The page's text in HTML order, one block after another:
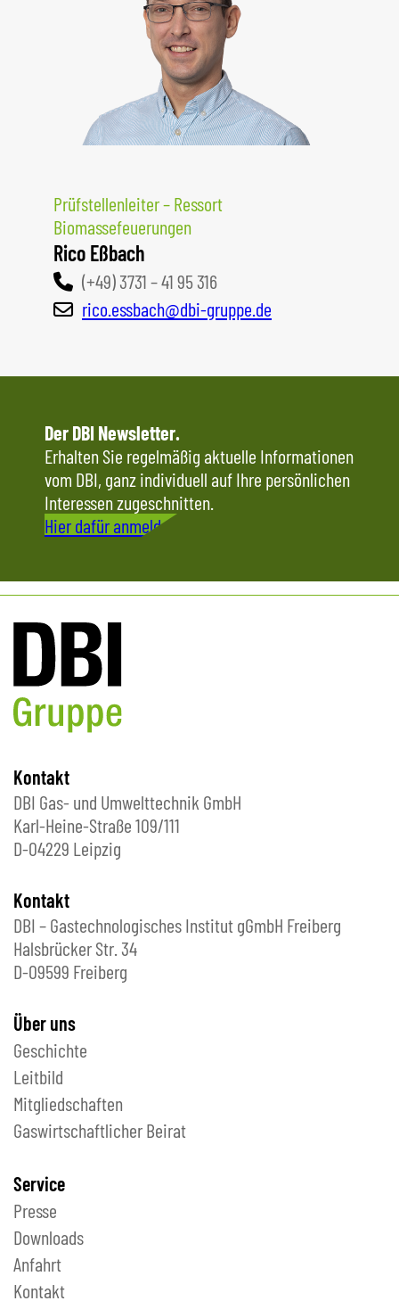
Prüfstellenleiter – Ressort
Biomassefeuerungen
Rico Eßbach
(+49) 3731 – 41 95 316
rico.essbach@dbi-gruppe.de
Der DBI Newsletter.
Erhalten Sie regelmäßig aktuelle Informationen
vom DBI, ganz individuell auf Ihre persönlichen
Interessen zugeschnitten.
Hier dafür anmelden
Kontakt
DBI Gas- und Umwelttechnik GmbH
Karl-Heine-Straße 109/111
D-04229 Leipzig
Kontakt
DBI – Gastechnologisches Institut gGmbH Freiberg
Halsbrücker Str. 34
D-09599 Freiberg
Über uns
Geschichte
Leitbild
Mitgliedschaften
Gaswirtschaftlicher Beirat
Service
Presse
Downloads
Anfahrt
Kontakt